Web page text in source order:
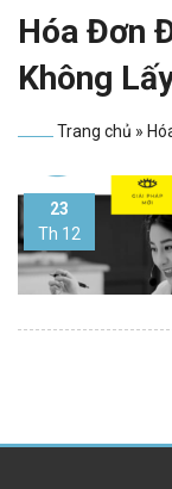
Hóa Đơn
Không
Trang chủ »
23
Th 12